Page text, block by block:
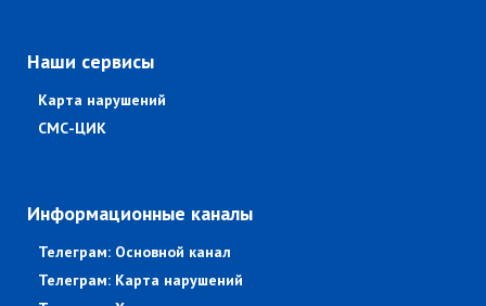
Наши сервисы
Карта нарушений
СМС-ЦИК
Информационные каналы
Телеграм: Основной канал
Телеграм: Карта нарушений